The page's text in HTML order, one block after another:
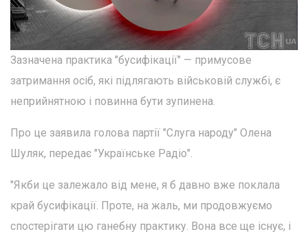
Зазначена практика "бусифікації" — примусове
затримання осіб, які підлягають військовій службі, є
неприйнятною і повинна бути зупинена.
Про це заявила голова партії "Слуга народу" Олена
Шуляк, передає "Українське Радіо".
"Якби це залежало від мене, я б давно вже поклала
край бусифікації. Проте, на жаль, ми продовжуємо
спостерігати цю ганебну практику. Вона все ще існує, і